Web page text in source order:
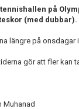
på
(med dubbar).
längre på onsdagar
gör att fler kan
Muhanad